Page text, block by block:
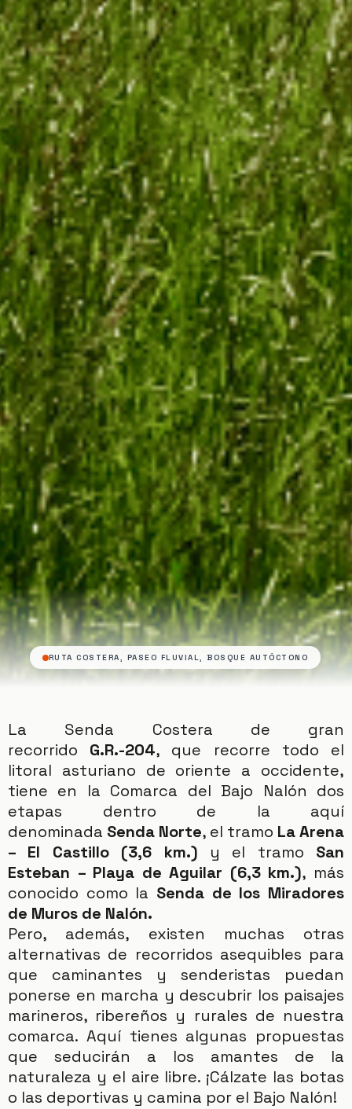
RUTA COSTERA, PASEO FLUVIAL, BOSQUE AUTÓCTONO
La Senda Costera de gran
recorrido G.R.-204, que recorre todo el
litoral asturiano de oriente a occidente,
tiene en la Comarca del Bajo Nalón dos
etapas dentro de la aquí
denominada Senda Norte, el tramo La Arena
– El Castillo (3,6 km.) y el tramo San
Esteban – Playa de Aguilar (6,3 km.), más
conocido como la Senda de los Miradores
de Muros de Nalón.
Pero, además, existen muchas otras
alternativas de recorridos asequibles para
que caminantes y senderistas puedan
ponerse en marcha y descubrir los paisajes
marineros, ribereños y rurales de nuestra
comarca. Aquí tienes algunas propuestas
que seducirán a los amantes de la
naturaleza y el aire libre. ¡Cálzate las botas
o las deportivas y camina por el Bajo Nalón!